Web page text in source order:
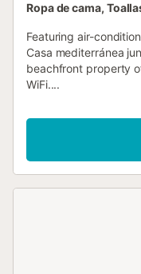
Ropa de cama,
Featuring air-
Casa mediterránea
beachfront property
WiFi....